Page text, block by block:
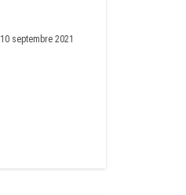
10 septembre 2021